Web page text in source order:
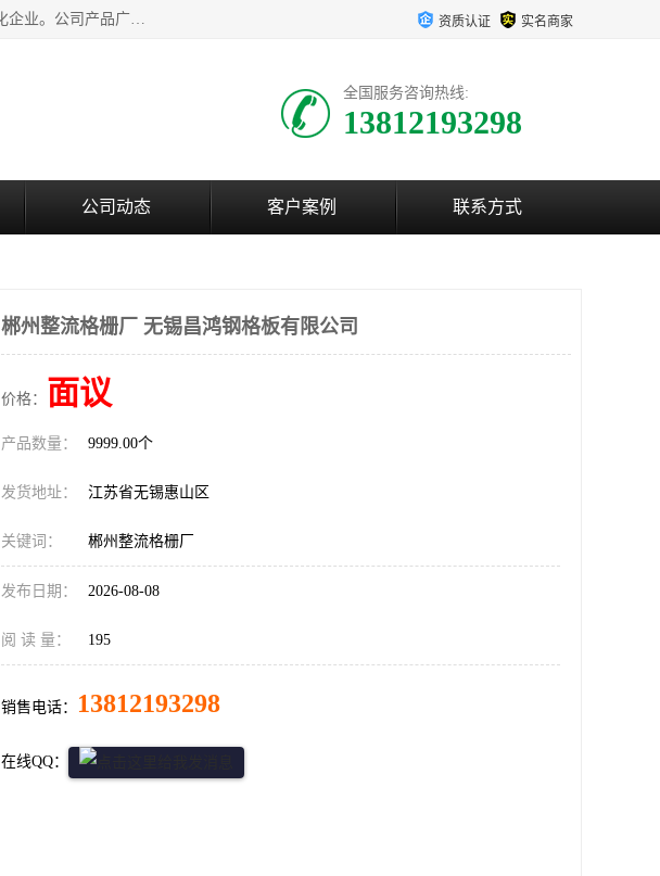
无锡昌鸿钢格板有限公司是专业生产和销售各类镀锌钢格板、镀锌钢格栅、不锈钢钢格及其相关产品的现代化企业。公司产品广泛运用于石油、化工、港口、电力、运输、造纸、医药、钢铁、食品、市政、房地产、制造业等各个领域。 资质认证 实名商家
全国服务咨询热线:
13812193298
公司动态 客户案例 联系方式
郴州整流格栅厂 无锡昌鸿钢格板有限公司
价格： 面议
产品数量： 9999.00个
发货地址： 江苏省无锡惠山区
关键词： 郴州整流格栅厂
发布日期： 2026-08-08
阅 读 量： 195
销售电话： 13812193298
在线QQ：